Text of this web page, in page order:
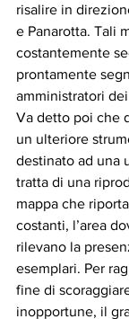
risalire in
e Panarotta. Tali
costantemente
prontamente
amministratori
Va detto poi che
un ulteriore
destinato ad una
tratta di una
mappa che
costanti, l’area
rilevano la
esemplari. Per
fine di
inopportune, il